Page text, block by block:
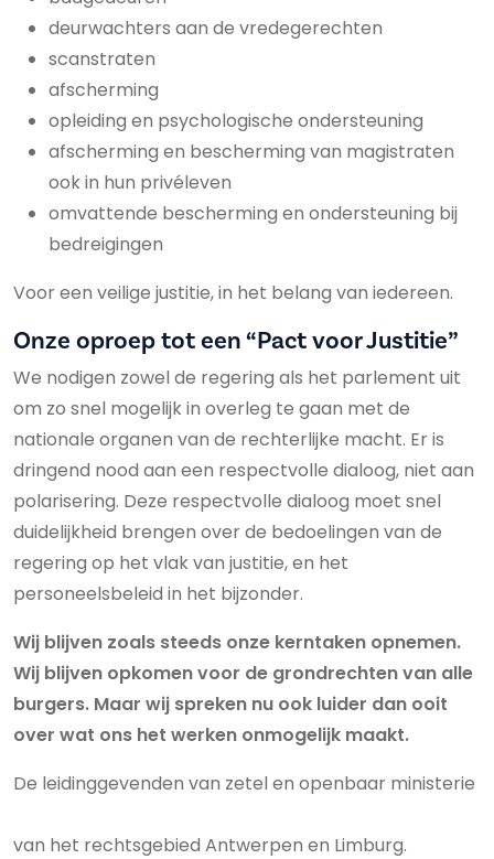
deurwachters aan de vredegerechten
scanstraten
afscherming
opleiding en psychologische ondersteuning
afscherming en bescherming van magistraten
ook in hun privéleven
omvattende bescherming en ondersteuning bij
bedreigingen
Voor een veilige justitie, in het belang van iedereen.
Onze oproep tot een “Pact voor Justitie”
We nodigen zowel de regering als het parlement uit
om zo snel mogelijk in overleg te gaan met de
nationale organen van de rechterlijke macht. Er is
dringend nood aan een respectvolle dialoog, niet aan
polarisering. Deze respectvolle dialoog moet snel
duidelijkheid brengen over de bedoelingen van de
regering op het vlak van justitie, en het
personeelsbeleid in het bijzonder.
Wij blijven zoals steeds onze kerntaken opnemen.
Wij blijven opkomen voor de grondrechten van alle
burgers. Maar wij spreken nu ook luider dan ooit
over wat ons het werken onmogelijk maakt.
De leidinggevenden van zetel en openbaar ministerie
van het rechtsgebied Antwerpen en Limburg.